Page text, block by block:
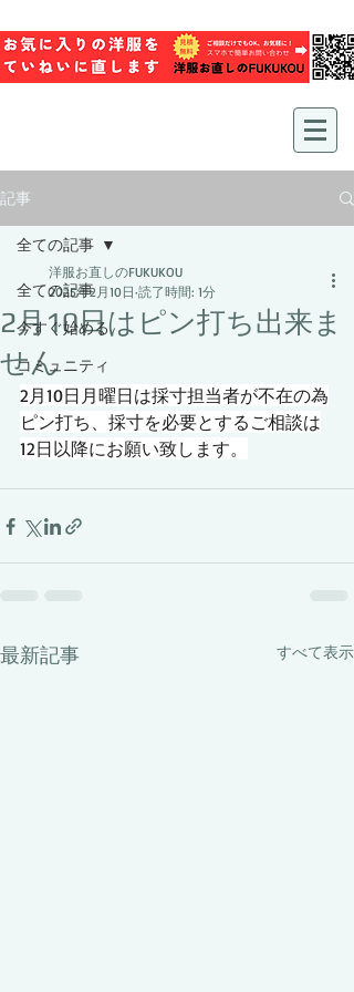
記事
全ての記事
今すぐ始める
コミュニティ
全ての記事
2月10日はピン打ち出来ま
せん
洋服お直しのFUKUKOU
2025年2月10日 読了時間: 1分
2月10日月曜日は採寸担当者が不在の為
ピン打ち、採寸を必要とするご相談は
12日以降にお願い致します。
最新記事 すべて表示